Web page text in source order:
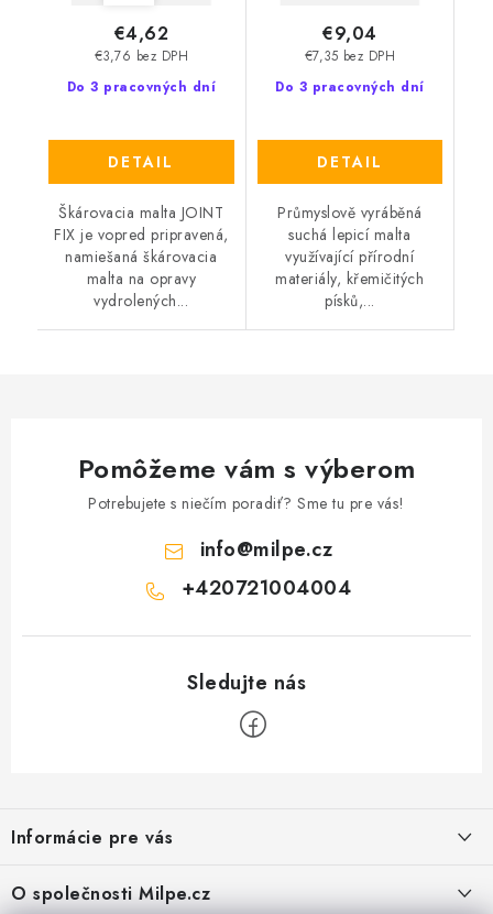
Do 3 pracovných dní
€3,76 bez DPH
€4,62
DETAIL
Škárovacia malta JOINT
FIX je vopred pripravená,
namiešaná škárovacia
malta na opravy
vydrolených...
Do 3 pracovných dní
€7,35 bez DPH
€9,04
DETAIL
Průmyslově vyráběná
suchá lepicí malta
využívající přírodní
materiály, křemičitých
písků,...
Pomôžeme vám s výberom
Potrebujete s niečím poradiť? Sme tu pre vás!
info@milpe.cz
+420721004004
p
ä
Informácie pre vás
Reklamace a vrácení zboží
O společnosti Milpe.cz